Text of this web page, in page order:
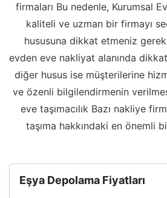
firmaları Bu nedenle, Kurumsal
kaliteli ve uzman bir firmayı
hususuna dikkat etmeniz
evden eve nakliyat alanında
diğer husus ise müşterilerine
ve özenli bilgilendirmenin
eve taşımacılık Bazı nakliye
taşıma hakkındaki en önemli
Eşya Depolama Fiyatları